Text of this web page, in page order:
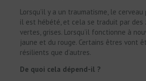
Lorsqu’il y a un traumatisme, le cerveau
il est hébété, et cela se traduit par des
vertes, grises. Lorsqu’il fonctionne à
jaune et du rouge. Certains êtres vont
résilients que d’autres.
De quoi cela dépend-il ?